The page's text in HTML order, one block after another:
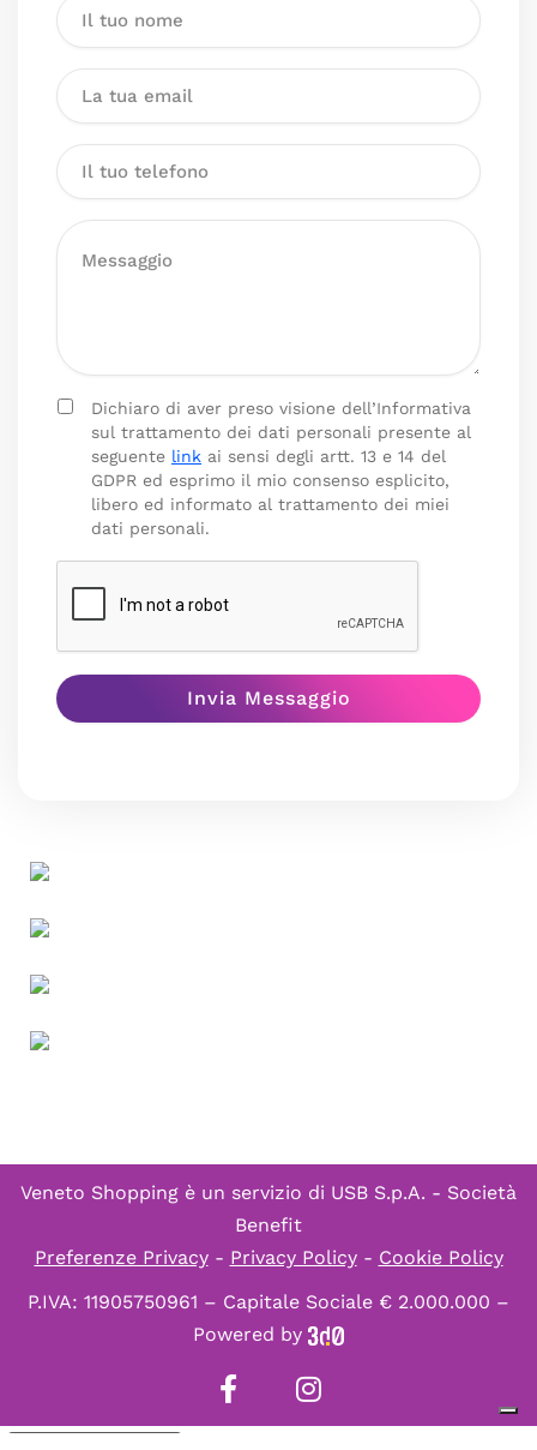
Dichiaro di aver preso visione dell’Informativa
sul trattamento dei dati personali presente al
seguente link ai sensi degli artt. 13 e 14 del
GDPR ed esprimo il mio consenso esplicito,
libero ed informato al trattamento dei miei
dati personali.
Veneto Shopping è un servizio di USB S.p.A. - Società
Benefit
Preferenze Privacy- Privacy Policy- Cookie Policy
P.IVA: 11905750961 – Capitale Sociale € 2.000.000 –
Powered by